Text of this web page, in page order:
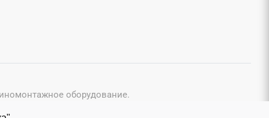
оборудование.